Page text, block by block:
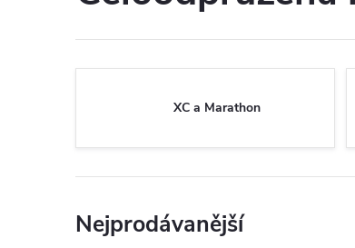
XC a Marathon
Nejprodávanější